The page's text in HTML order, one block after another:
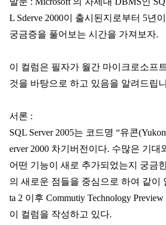
L Sderve 2000이 출시된지로부터 5년
궁금증을 풀어보는 시간을 가져보자.
이 컬럼은 필자가 월간 마이크로소프
것을 바탕으로 하고 있음을 알려드립
서론 :
SQL Server 2005는 코드명 “유콘
erver 2000 차기버전이다. 수많은 기
어떤 기능이 새로 추가되었는지 궁금
의 새로운 점들을 중심으로 하여 같이
ta 2 이후 Commutiy Technology
이 컬럼을 작성하고 있다.